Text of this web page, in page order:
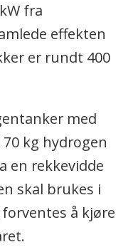
fra
effekten
er rundt 400
med
kg hydrogen
en rekkevidde
skal brukes i
å kjøre